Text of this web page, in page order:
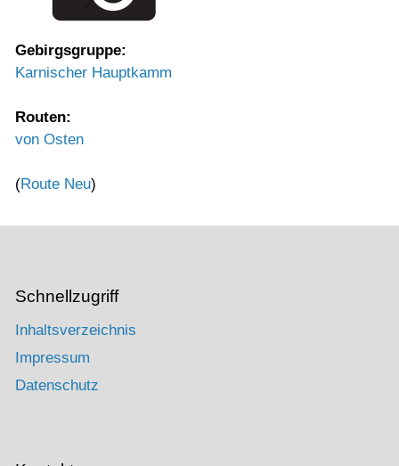
Gebirgsgruppe:
Karnischer Hauptkamm
Routen:
von Osten
(Route Neu)
Schnellzugriff
Inhaltsverzeichnis
Impressum
Datenschutz